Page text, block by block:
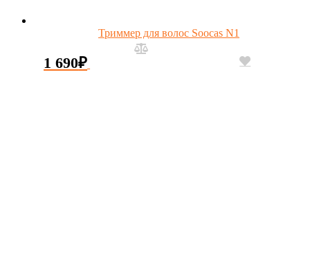
Триммер для волос Soocas N1
1 690₽